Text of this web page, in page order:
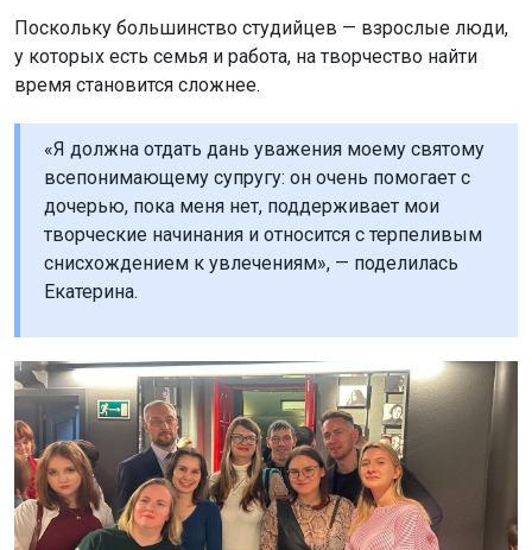
Поскольку большинство студийцев — взрослые люди,
у которых есть семья и работа, на творчество найти
время становится сложнее.
«Я должна отдать дань уважения моему святому
всепонимающему супругу: он очень помогает с
дочерью, пока меня нет, поддерживает мои
творческие начинания и относится с терпеливым
снисхождением к увлечениям», — поделилась
Екатерина.